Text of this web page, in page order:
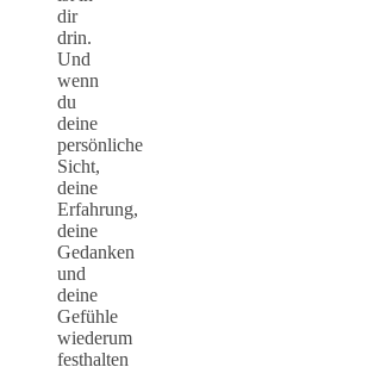
dir
drin.
Und
wenn
du
deine
persönliche
Sicht,
deine
Erfahrung,
deine
Gedanken
und
deine
Gefühle
wiederum
festhalten